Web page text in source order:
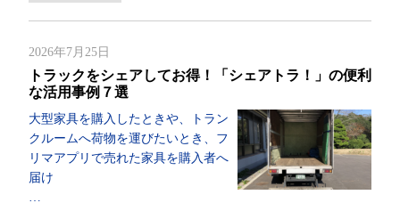
2026年7月25日
トラックをシェアしてお得！「シェアトラ！」の便利
な活用事例７選
大型家具を購入したときや、トラン
クルームへ荷物を運びたいとき、フ
リマアプリで売れた家具を購入者へ
届け